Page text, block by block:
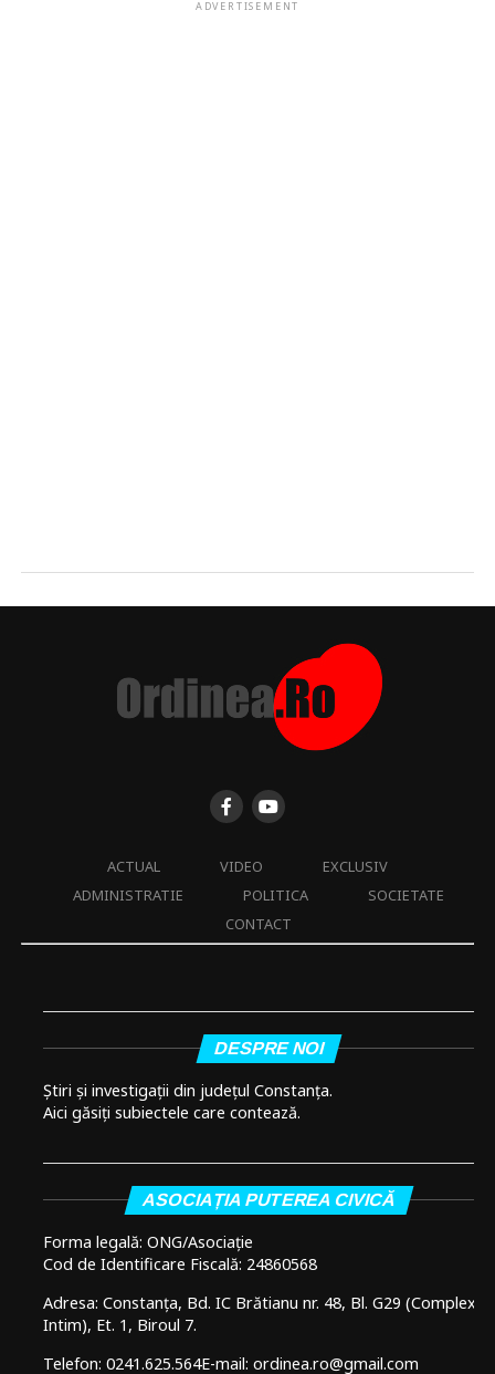
ADVERTISEMENT
ACTUAL VIDEO
EXCLUSIV
ADMINISTRATIE
POLITICA
SOCIETATE
CONTACT
DESPRE NOI
Știri și investigații din județul Constanța.
Aici găsiți subiectele care contează.
ASOCIAȚIA PUTEREA CIVICĂ
Forma legală: ONG/Asociație
Cod de Identificare Fiscală: 24860568
Adresa: Constanța, Bd. IC Brătianu nr. 48, Bl. G29 (Complex
Intim), Et. 1, Biroul 7.
Telefon: 0241.625.564E-mail: ordinea.ro@gmail.com